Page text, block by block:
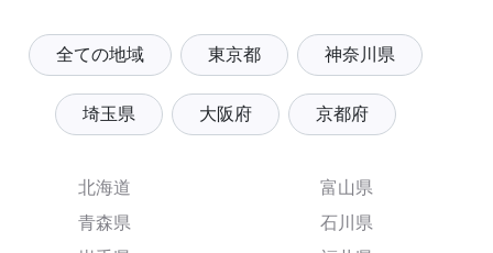
全ての地域 東京都 神奈川県
埼玉県 大阪府 京都府
北海道
青森県
富山県
石川県